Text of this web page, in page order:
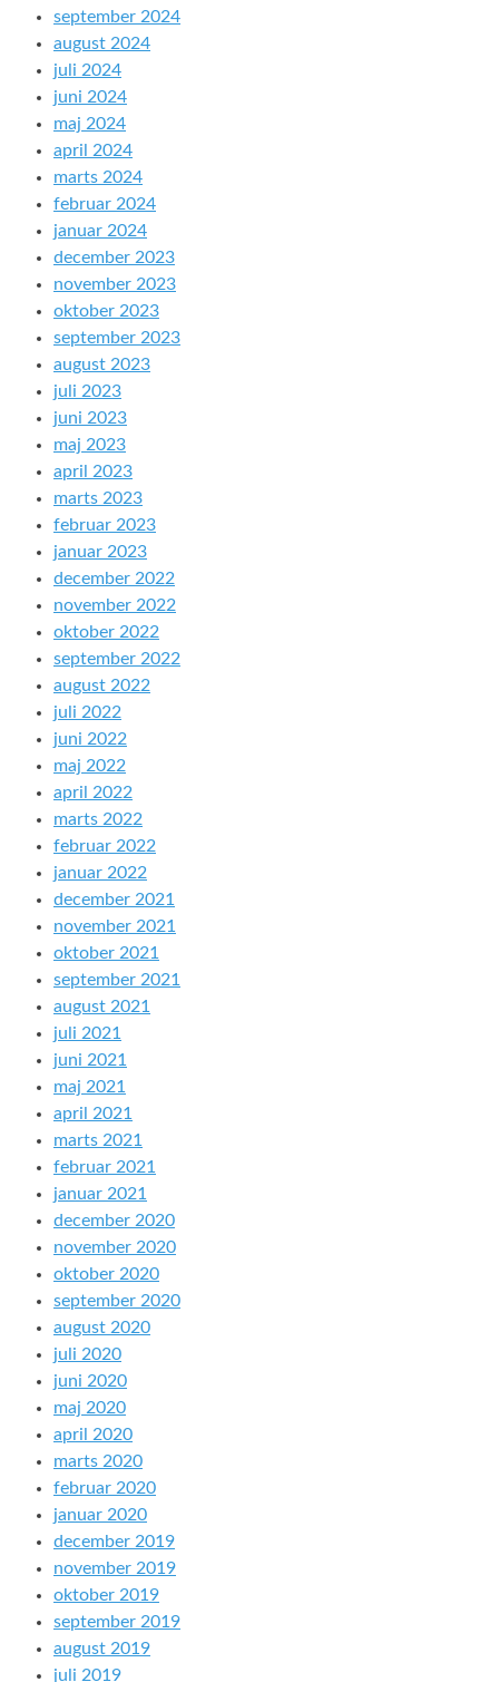
september 2024
august 2024
juli 2024
juni 2024
maj 2024
april 2024
marts 2024
februar 2024
januar 2024
december 2023
november 2023
oktober 2023
september 2023
august 2023
juli 2023
juni 2023
maj 2023
april 2023
marts 2023
februar 2023
januar 2023
december 2022
november 2022
oktober 2022
september 2022
august 2022
juli 2022
juni 2022
maj 2022
april 2022
marts 2022
februar 2022
januar 2022
december 2021
november 2021
oktober 2021
september 2021
august 2021
juli 2021
juni 2021
maj 2021
april 2021
marts 2021
februar 2021
januar 2021
december 2020
november 2020
oktober 2020
september 2020
august 2020
juli 2020
juni 2020
maj 2020
april 2020
marts 2020
februar 2020
januar 2020
december 2019
november 2019
oktober 2019
september 2019
august 2019
juli 2019